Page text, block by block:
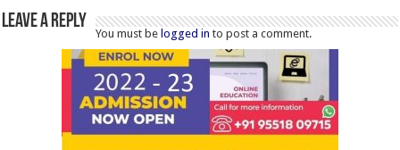
Leave a Reply
You must belogged in to post a comment.